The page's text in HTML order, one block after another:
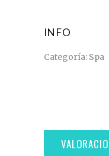
INFO
Categoría: Spa